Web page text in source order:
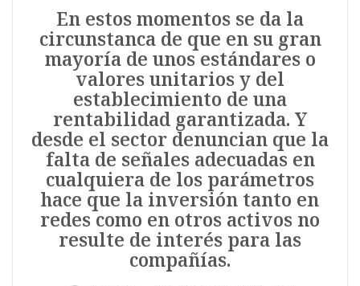
En estos momentos se da la
circunstanca de que en su gran
mayoría de unos estándares o
valores unitarios y del
establecimiento de una
rentabilidad garantizada. Y
desde el sector denuncian que la
falta de señales adecuadas en
cualquiera de los parámetros
hace que la inversión tanto en
redes como en otros activos no
resulte de interés para las
compañías.